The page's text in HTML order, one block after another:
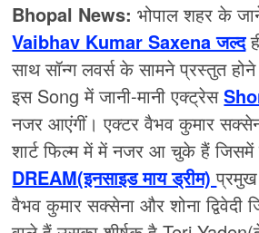
Bhopal News: भोपाल शहर के
Vaibhav Kumar Saxena जल्द
साथ सॉन्ग लवर्स के सामने प्रस्तुत
इस Song में जानी-मानी एक्ट्रेस
नजर आएंगीं। एक्टर वैभव कुमार
शार्ट फिल्म में में नजर आ चुके हैं
DREAM(इनसाइड माय ड्रीम)
वैभव कुमार सक्सेना और शोना